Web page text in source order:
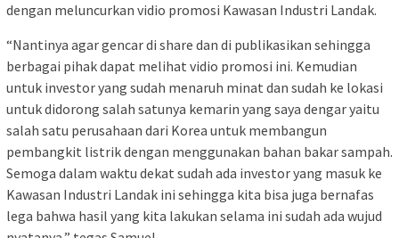
dengan meluncurkan vidio promosi Kawasan Industri Landak.
“Nantinya agar gencar di share dan di publikasikan sehingga
berbagai pihak dapat melihat vidio promosi ini. Kemudian
untuk investor yang sudah menaruh minat dan sudah ke lokasi
untuk didorong salah satunya kemarin yang saya dengar yaitu
salah satu perusahaan dari Korea untuk membangun
pembangkit listrik dengan menggunakan bahan bakar sampah.
Semoga dalam waktu dekat sudah ada investor yang masuk ke
Kawasan Industri Landak ini sehingga kita bisa juga bernafas
lega bahwa hasil yang kita lakukan selama ini sudah ada wujud